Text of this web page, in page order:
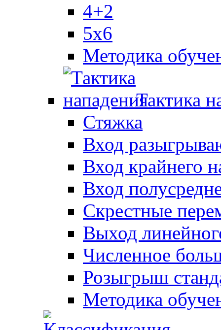
4+2
5x6
Методика
Тактика
Стяжка
Вход
Вход крайнего
Вход
Скрестные
Выход
Численное
Розыгрыш
Методика